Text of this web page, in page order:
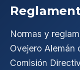
Normas y
Ovejero Alemán
Comisión